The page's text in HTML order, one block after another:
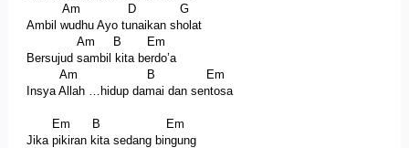
Am D G
Ambil wudhu Ayo tunaikan sholat
Am B Em
Bersujud sambil kita berdo’a
Am B Em
Insya Allah …hidup damai dan sentosa
Em B Em
Jika pikiran kita sedang bingung